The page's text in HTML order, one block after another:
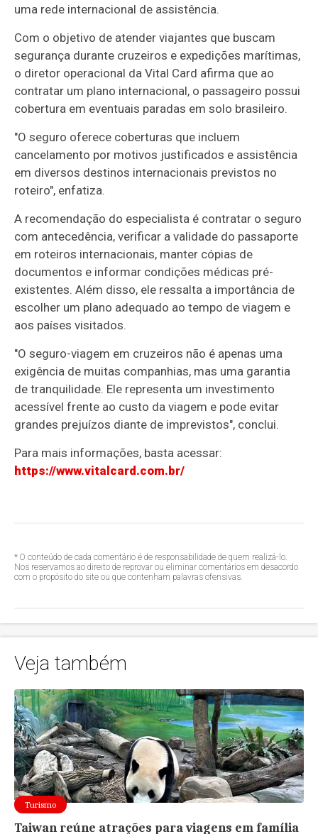
uma rede internacional de assistência.
Com o objetivo de atender viajantes que buscam
segurança durante cruzeiros e expedições marítimas,
o diretor operacional da Vital Card afirma que ao
contratar um plano internacional, o passageiro possui
cobertura em eventuais paradas em solo brasileiro.
"O seguro oferece coberturas que incluem
cancelamento por motivos justificados e assistência
em diversos destinos internacionais previstos no
roteiro", enfatiza.
A recomendação do especialista é contratar o seguro
com antecedência, verificar a validade do passaporte
em roteiros internacionais, manter cópias de
documentos e informar condições médicas pré-
existentes. Além disso, ele ressalta a importância de
escolher um plano adequado ao tempo de viagem e
aos países visitados.
"O seguro-viagem em cruzeiros não é apenas uma
exigência de muitas companhias, mas uma garantia
de tranquilidade. Ele representa um investimento
acessível frente ao custo da viagem e pode evitar
grandes prejuízos diante de imprevistos", conclui.
Para mais informações, basta acessar:
https://www.vitalcard.com.br/
* O conteúdo de cada comentário é de responsabilidade de quem realizá-lo.
Nos reservamos ao direito de reprovar ou eliminar comentários em desacordo
com o propósito do site ou que contenham palavras ofensivas.
Veja também
Turismo
Taiwan reúne atrações para viagens em família